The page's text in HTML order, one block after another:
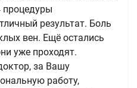
процедуры
результат. Боль
вен. Ещё остались
уже проходят.
за Вашу
работу,